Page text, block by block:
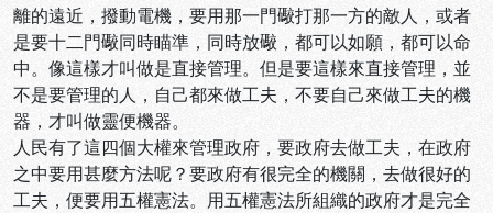
離的遠近，撥動電機，要用那一門礮打那一方的敵人，或者
是要十二門礮同時瞄準，同時放礮，都可以如願，都可以命
中。像這樣才叫做是直接管理。但是要這樣來直接管理，並
不是要管理的人，自己都來做工夫，不要自己來做工夫的機
器，才叫做靈便機器。
人民有了這四個大權來管理政府，要政府去做工夫，在政府
之中要用甚麼方法呢？要政府有很完全的機關，去做很好的
工夫，便要用五權憲法。用五權憲法所組織的政府才是完全